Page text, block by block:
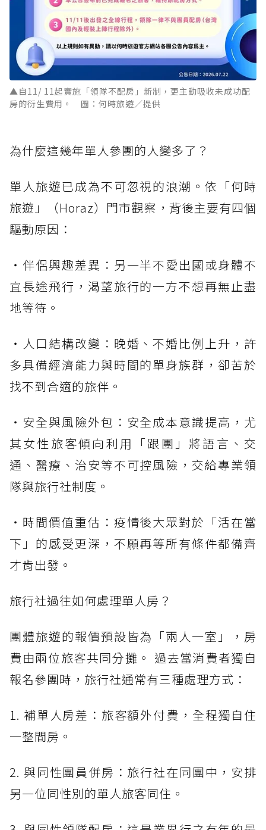
▲自11/ 11起實施「領隊不配房」新制，更主動吸收未成功配
房的衍生費用。 圖：何時旅遊／提供
為什麼這幾年單人參團的人變多了？
單人旅遊已成為不可忽視的浪潮。依「何時
旅遊」（Horaz）門市觀察，背後主要有四個
驅動原因：
・伴侶興趣差異：另一半不愛出國或身體不
宜長途飛行，渴望旅行的一方不想再無止盡
地等待。
・人口結構改變：晚婚、不婚比例上升，許
多具備經濟能力與時間的單身族群，卻苦於
找不到合適的旅伴。
・安全與風險外包：安全成本意識提高，尤
其女性旅客傾向利用「跟團」將語言、交
通、醫療、治安等不可控風險，交給專業領
隊與旅行社制度。
・時間價值重估：疫情後大眾對於「活在當
下」的感受更深，不願再等所有條件都備齊
才肯出發。
旅行社過往如何處理單人房？
團體旅遊的報價預設皆為「兩人一室」，房
費由兩位旅客共同分攤。 過去當消費者獨自
報名參團時，旅行社通常有三種處理方式：
1. 補單人房差：旅客額外付費，全程獨自住
一整間房。
2. 與同性團員併房：旅行社在同團中，安排
另一位同性別的單人旅客同住。